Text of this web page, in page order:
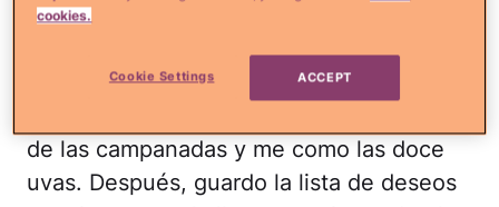
mente, las cosas realistas que me gustaría
tener. Luego, la abro unos minutos antes
de que den las doce y leo cada uno de
de las campanadas y me como las doce
uvas. Después, guardo la lista de deseos
cookies.
Cookie Settings ACCEPT